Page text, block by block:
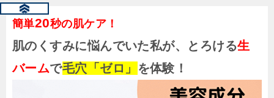
簡単20秒の肌ケア！
肌のくすみに悩んでいた私が、 とろける生
バームで毛穴「ゼロ」 を体験！